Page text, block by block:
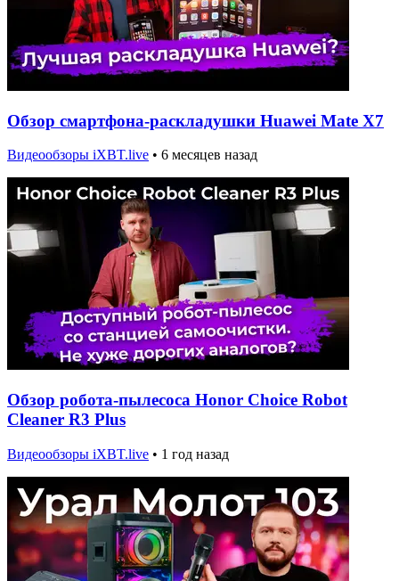
Обзор смартфона-раскладушки Huawei Mate X7
Видеообзоры iXBT.live • 6 месяцев назад
Обзор робота-пылесоса Honor Choice Robot
Cleaner R3 Plus
Видеообзоры iXBT.live • 1 год назад